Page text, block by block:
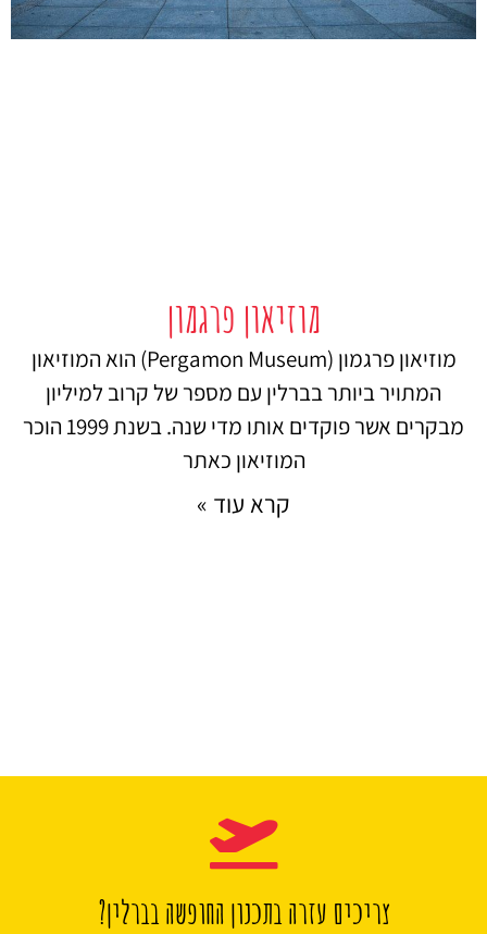
מוזיאון פרגמון
מוזיאון פרגמון (Pergamon Museum) הוא המוזיאון
המתויר ביותר בברלין עם מספר של קרוב למיליון
מבקרים אשר פוקדים אותו מדי שנה. בשנת 1999 הוכר
המוזיאון כאתר
קרא עוד »
צריכים עזרה בתכנון החופשה בברלין?